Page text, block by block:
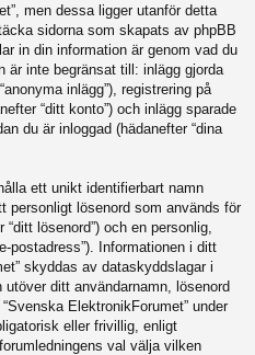
men dessa ligger utanför detta
sidorna som skapats av phpBB
in din information är genom vad du
inte begränsat till: inlägg gjorda
inlägg”), registrering på
“ditt konto”) och inlägg sparade
du är inloggad (hädanefter “dina
ett unikt identifierbart namn
personligt lösenord som används för
lösenord”) och en personlig,
postadress”). Informationen i ditt
skyddas av dataskyddslagar i
ditt användarnamn, lösenord
ElektronikForumet” under
eller frivillig, enligt
val välja vilken